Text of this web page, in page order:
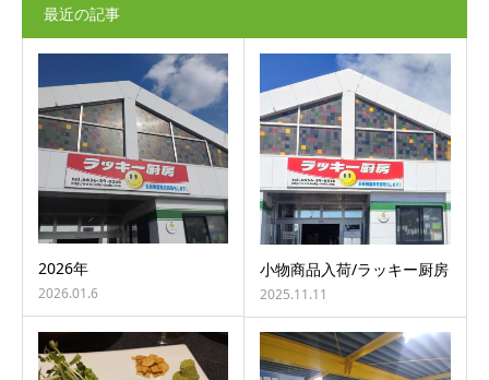
最近の記事
2026年
2026.01.6
小物商品入荷/ラッキー厨房
2025.11.11